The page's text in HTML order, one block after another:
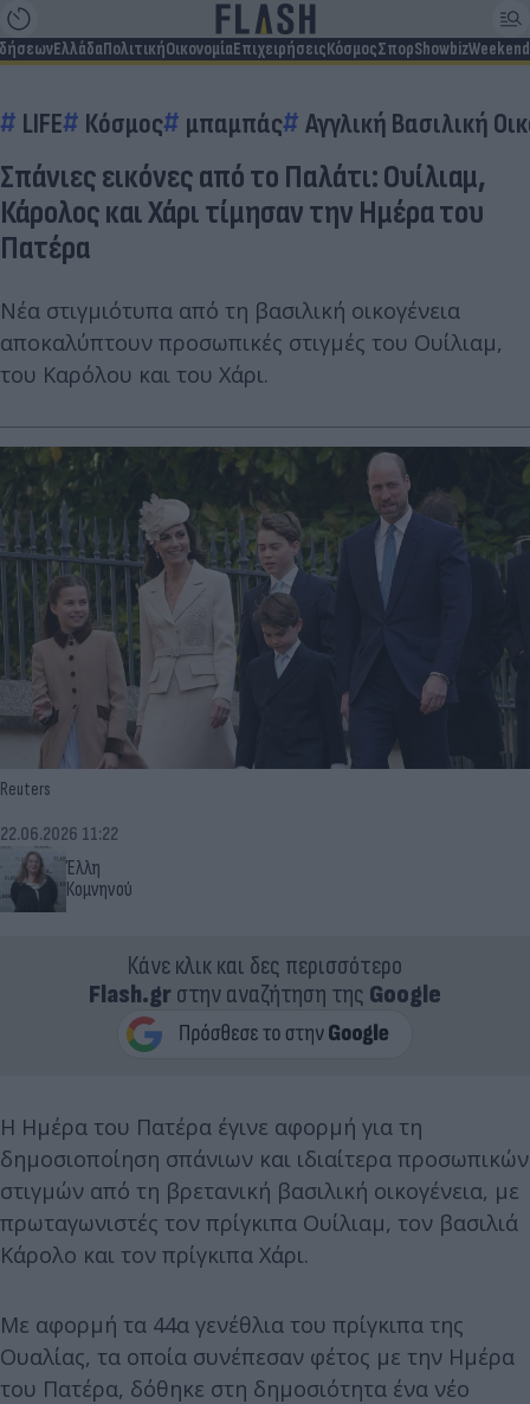
ΕλλάδαΠολιτικήΟικονομίαΕπιχειρήσειςΚόσμοςΣπορShowbizWeekend
LIFE Κόσμος μπαμπάς Αγγλική Βασιλική
Σπάνιες εικόνες από το Παλάτι: Ουίλιαμ,
Κάρολος και Χάρι τίμησαν την Ημέρα του
Πατέρα
Νέα στιγμιότυπα από τη βασιλική οικογένεια
αποκαλύπτουν προσωπικές στιγμές του Ουίλιαμ,
του Καρόλου και του Χάρι.
Reuters
Έλλη
Κομνηνού
22.06.2026 11:22
Κάνε κλικ και δες περισσότερο
Flash.grστην αναζήτηση της Google
Η Ημέρα του Πατέρα έγινε αφορμή για τη
δημοσιοποίηση σπάνιων και ιδιαίτερα προσωπικών
στιγμών από τη βρετανική βασιλική οικογένεια, με
πρωταγωνιστές τον πρίγκιπα Ουίλιαμ, τον βασιλιά
Κάρολο και τον πρίγκιπα Χάρι.
Με αφορμή τα 44α γενέθλια του πρίγκιπα της
Ουαλίας, τα οποία συνέπεσαν φέτος με την Ημέρα
του Πατέρα, δόθηκε στη δημοσιότητα ένα νέο